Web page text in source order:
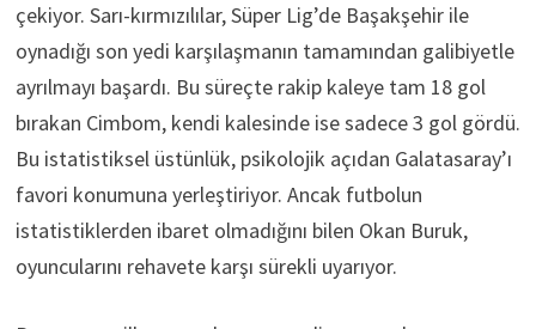
çekiyor. Sarı-kırmızılılar, Süper Lig’de Başakşehir ile
oynadığı son yedi karşılaşmanın tamamından galibiyetle
ayrılmayı başardı. Bu süreçte rakip kaleye tam 18 gol
bırakan Cimbom, kendi kalesinde ise sadece 3 gol gördü.
Bu istatistiksel üstünlük, psikolojik açıdan Galatasaray’ı
favori konumuna yerleştiriyor. Ancak futbolun
istatistiklerden ibaret olmadığını bilen Okan Buruk,
oyuncularını rehavete karşı sürekli uyarıyor.